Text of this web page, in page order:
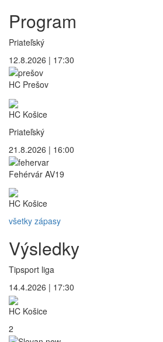
Program
Priateľský
12.8.2026 | 17:30
HC Prešov
HC Košice
Priateľský
21.8.2026 | 16:00
Fehérvár AV19
HC Košice
všetky zápasy
Výsledky
Tipsport liga
14.4.2026 | 17:30
HC Košice
2